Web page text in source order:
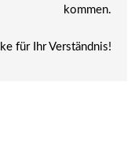
kommen.
für Ihr Verständnis!